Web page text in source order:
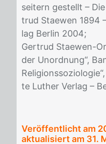
sei­tern ge­stellt –
trud Stae­wen 1894
lag Ber­lin 2004;
Ger­trud Stae­wen-
der Un­ord­nung“,
te Lu­ther Ver­lag –
Veröffentlicht am
aktualisiert am 31.